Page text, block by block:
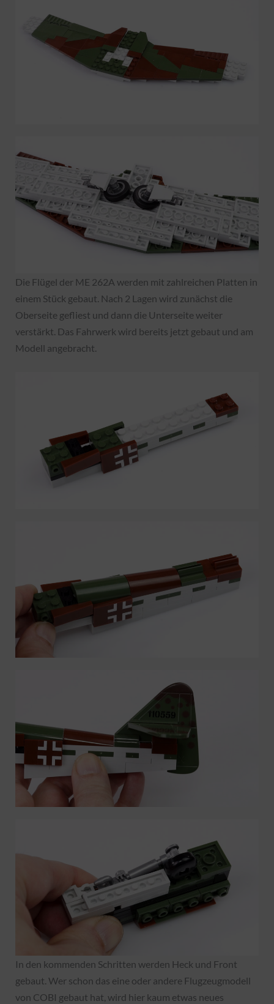
Die Flügel der ME 262A werden mit zahlreichen Platten in
einem Stück gebaut. Nach 2 Lagen wird zunächst die
Oberseite gefliest und dann die Unterseite weiter
verstärkt. Das Fahrwerk wird bereits jetzt gebaut und am
Modell angebracht.
In den kommenden Schritten werden Heck und Front
gebaut. Wer schon das eine oder andere Flugzeugmodell
von COBI gebaut hat, wird hier kaum etwas neues